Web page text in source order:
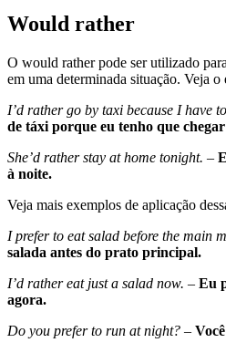
Would rather
O would rather pode ser utilizado
em uma determinada situação. Veja o
I’d rather go by taxi because I have
de táxi porque eu tenho que
She’d rather stay at home tonight. –
à noite.
Veja mais exemplos de aplicação
I prefer to eat salad before the main
salada antes do prato principal.
I’d rather eat just a salad now. – Eu
agora.
Do you prefer to run at night? –